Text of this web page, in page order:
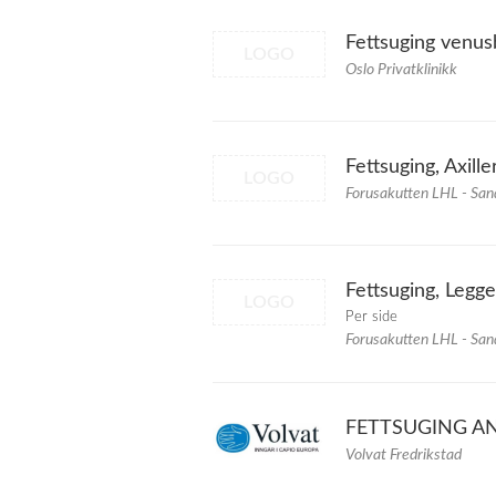
Fettsuging
Oslo Privatklinikk
Fettsuging,
Forusakutten LHL -
Fettsuging,
Per side
Forusakutten LHL -
FETTSUGING
Volvat Fredrikstad